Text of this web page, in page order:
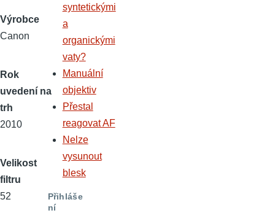
Výrobce
Canon
Rok
uvedení na
trh
2010
Velikost
filtru
52
syntetickými
a
organickými
vaty?
Manuální
objektiv
Přestal
reagovat AF
Nelze
vysunout
blesk
Přihláše
ní